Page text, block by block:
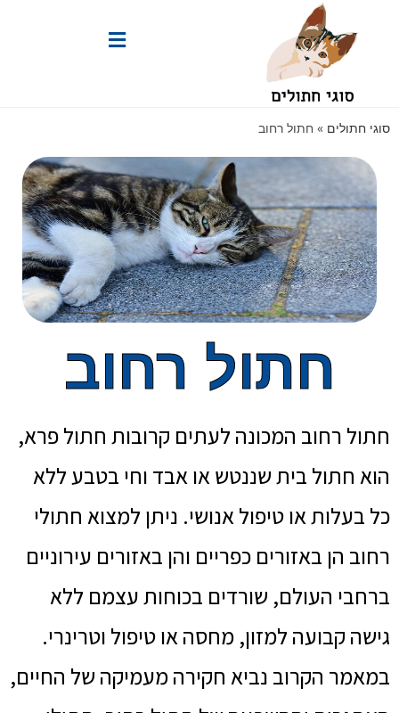
סוגי חתולים » חתול רחוב
חתול רחוב
חתול רחוב המכונה לעתים קרובות חתול פרא,
הוא חתול בית שננטש או אבד וחי בטבע ללא
כל בעלות או טיפול אנושי. ניתן למצוא חתולי
רחוב הן באזורים כפריים והן באזורים עירוניים
ברחבי העולם, שורדים בכוחות עצמם ללא
גישה קבועה למזון, מחסה או טיפול וטרינרי.
במאמר הקרוב נביא חקירה מעמיקה של החיים,